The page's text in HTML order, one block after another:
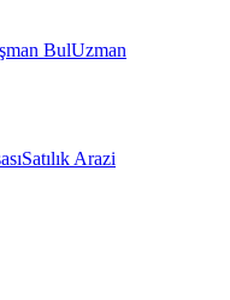
BulUzman
Satılık Arazi